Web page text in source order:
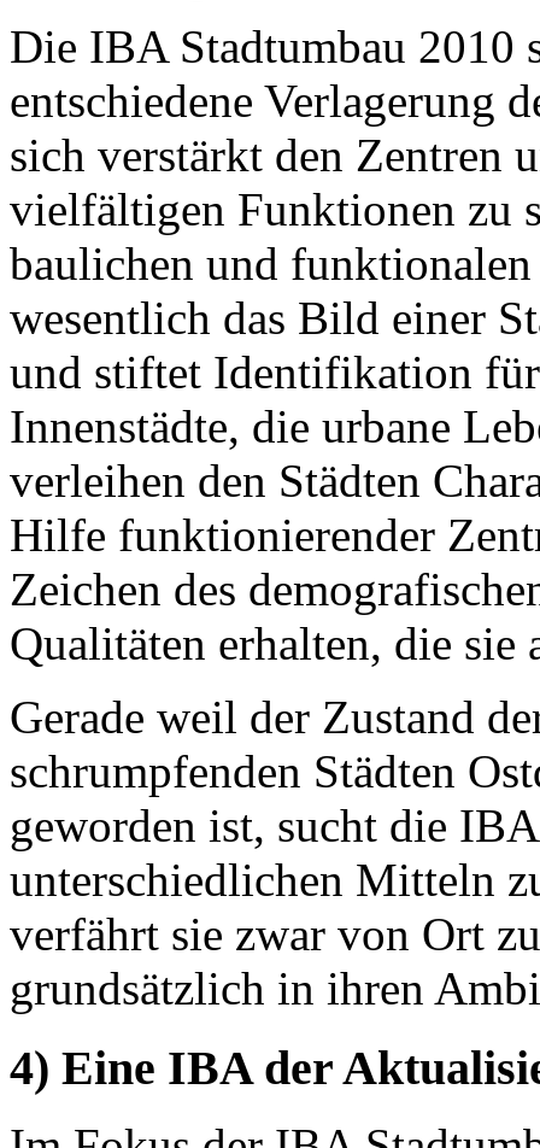
Die IBA Stadtumbau 2010
entschiedene Verlagerung
sich verstärkt den Zentren
vielfältigen Funktionen zu
baulichen und
wesentlich das Bild einer
und stiftet Identifikation
Innenstädte, die urbane
verleihen den Städten
Hilfe funktionierender
Zeichen des
Qualitäten erhalten, die sie
Gerade weil der Zustand
schrumpfenden Städten
geworden ist, sucht die
unterschiedlichen Mitteln
verfährt sie zwar von Ort
grundsätzlich in ihren
4) Eine IBA der